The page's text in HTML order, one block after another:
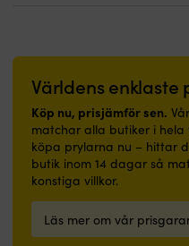
Världens enklaste
Köp nu, prisjämför sen.
matchar alla butiker i hela
köpa prylarna nu – hittar
butik inom 14 dagar så
konstiga villkor.
Läs mer om vår